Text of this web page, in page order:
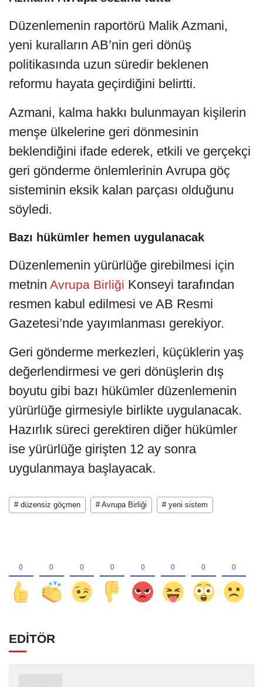
Düzenlemenin raportörü Malik Azmani,
yeni kuralların AB’nin geri dönüş
politikasında uzun süredir beklenen
reformu hayata geçirdiğini belirtti.
Azmani, kalma hakkı bulunmayan kişilerin
menşe ülkelerine geri dönmesinin
beklendiğini ifade ederek, etkili ve gerçekçi
geri gönderme önlemlerinin Avrupa göç
sisteminin eksik kalan parçası olduğunu
söyledi.
Bazı hükümler hemen uygulanacak
Düzenlemenin yürürlüğe girebilmesi için
metnin Avrupa Birliği Konseyi tarafından
resmen kabul edilmesi ve AB Resmi
Gazetesi’nde yayımlanması gerekiyor.
Geri gönderme merkezleri, küçüklerin yaş
değerlendirmesi ve geri dönüşlerin dış
boyutu gibi bazı hükümler düzenlemenin
yürürlüğe girmesiyle birlikte uygulanacak.
Hazırlık süreci gerektiren diğer hükümler
ise yürürlüğe girişten 12 ay sonra
uygulanmaya başlayacak.
# düzensiz göçmen # Avrupa Birliği # yeni sistem
EDİTÖR